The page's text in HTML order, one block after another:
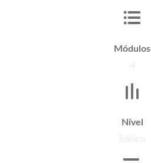
Módulos
4
Nível
Básico